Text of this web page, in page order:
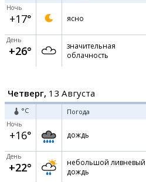
Ночь
+17° ясно
День
+26°
значительная
облачность
Четверг, 13 Августа
°C Погода
Ночь
+16° дождь
День
+22°
небольшой ливневый
дождь